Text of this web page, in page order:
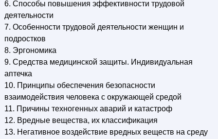
6. Способы повышения эффективности трудовой
деятельности
7. Особенности трудовой деятельности женщин и
подростков
8. Эргономика
9. Средства медицинской защиты. Индивидуальная
аптечка
10. Принципы обеспечения безопасности
взаимодействия человека с окружающей средой
11. Причины техногенных аварий и катастроф
12. Вредные вещества, их классификация
13. Негативное воздействие вредных веществ на среду